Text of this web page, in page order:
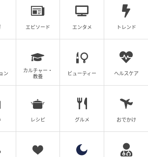
識の差も、今後の課題といえそうで
どのように残すのか
写真をSNSに投稿すること」につ
考えをご紹介しました。
名が分かる写真が投稿されているケ
性に不安を感じる人も多いようで
エピソード エンタメ トレンド
ン
カルチャー・
教養
ビューティー ヘルスケア
レシピ グルメ おでかけ